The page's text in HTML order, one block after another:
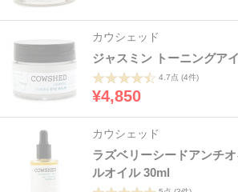
カウシェッド
ジャスミン トーニングア
4.7点 (4件)
¥4,850
カウシェッド
ラズベリーシードアンチ
ルオイル 30ml